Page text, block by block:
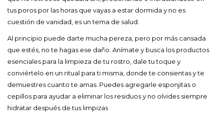
tus poros por las horas que vayas a estar dormida y no es
cuestión de vanidad, es un tema de salud.
Al principio puede darte mucha pereza, pero por más cansada
que estés, no te hagas ese daño. Anímate y busca los productos
esenciales para la limpieza de tu rostro, dale tu toque y
conviértelo en un ritual para ti misma, donde te consientas y te
demuestres cuanto te amas. Puedes agregarle esponjitas o
cepillos para ayudar a eliminar los residuos y no olvides siempre
hidratar después de tus limpizas